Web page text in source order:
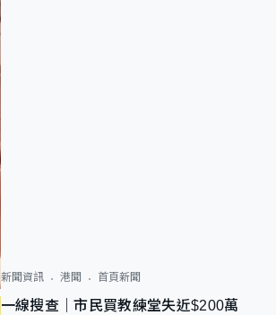
新聞資訊 港聞 首頁新聞
一線搜查｜市民買教練堂失近$200萬